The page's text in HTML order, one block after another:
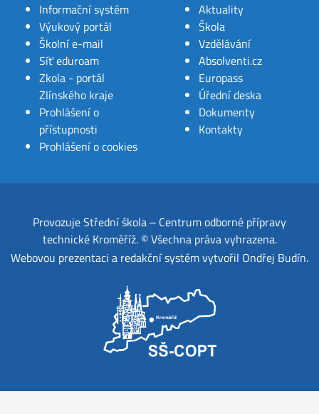
Informační systém
Výukový portál
Školní e-mail
Síť eduroam
Zkola - portál
Zlínského kraje
Prohlášení o
přístupnosti
Prohlášení o cookies
Aktuality
Škola
Vzdělávání
Absolventi.cz
Europass
Úřední deska
Dokumenty
Kontakty
ProvozujeStřední škola ‒ Centrum odborné přípravy
technické Kroměříž. © Všechna práva vyhrazena.
Webovou prezentaci a redakční systémvytvořil Ondřej Budín.